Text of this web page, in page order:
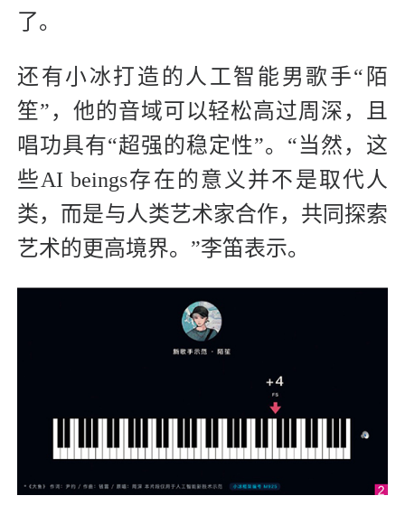
了。
还有小冰打造的人工智能男歌手“陌
笙”，他的音域可以轻松高过周深，且
唱功具有“超强的稳定性”。“当然，这
些AI beings存在的意义并不是取代人
类，而是与人类艺术家合作，共同探索
艺术的更高境界。”李笛表示。